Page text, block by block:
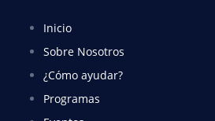
Inicio
Sobre Nosotros
¿Cómo ayudar?
Programas